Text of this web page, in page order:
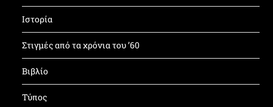
Ιστορία
Στιγμές από τα χρόνια του ’60
Βιβλίο
Τύπος